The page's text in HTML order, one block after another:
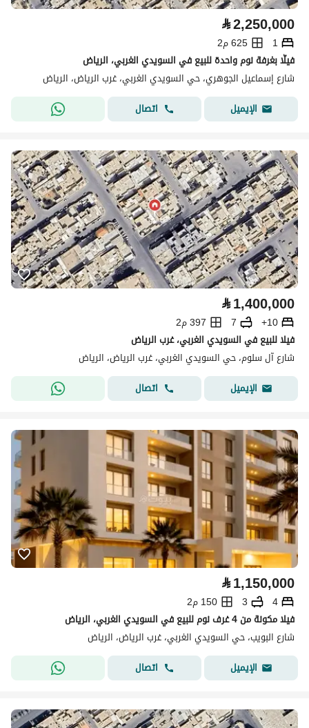
⃁2,250,000
1
625 م2
فيلّا بغرفة نوم واحدة للبيع في السويدي الغربي، الرياض
شارع إسماعيل الجوهري، حي السويدي الغربي، غرب الرياض، الرياض
الإيميل
اتصال
⃁1,400,000
10+
7
397 م2
فيلا للبيع في السويدي الغربي، غرب الرياض
شارع آل سلوم، حي السويدي الغربي، غرب الرياض، الرياض
الإيميل
اتصال
⃁1,150,000
4
3
150 م2
فيلا مكونة من 4 غرف نوم للبيع في السويدي الغربي، الرياض
شارع البويب، حي السويدي الغربي، غرب الرياض، الرياض
الإيميل
اتصال